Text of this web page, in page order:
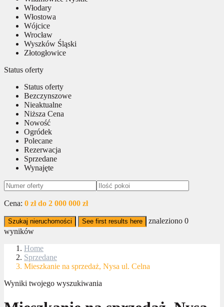
Włodary
Włostowa
Wójcice
Wrocław
Wyszków Śląski
Złotogłowice
Status oferty
Status oferty
Bezczynszowe
Nieaktualne
Niższa Cena
Nowość
Ogródek
Polecane
Rezerwacja
Sprzedane
Wynajęte
Cena: 0 zł do 2 000 000 zł
Szukaj nieruchomości See first results here znaleziono 0
wyników
Home
Sprzedane
Mieszkanie na sprzedaż, Nysa ul. Celna
Wyniki twojego wyszukiwania